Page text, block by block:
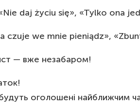
daj życiu się», «Tylko ona
czuje we mnie pieniądz»,
— вже незабаром!
оголошені найближчим